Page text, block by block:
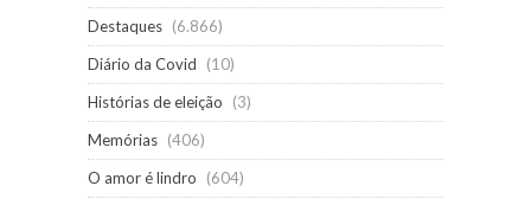
Destaques (6.866)
Diário da Covid
(10)
Histórias de eleição
(3)
Memórias (406)
O amor é lindro
(604)